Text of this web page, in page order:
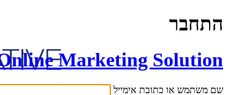
התחבר
Marketing Solution
שם משתמש או כתובת אימייל